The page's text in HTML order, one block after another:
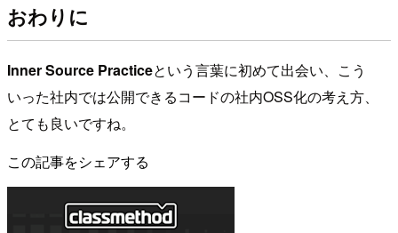
おわりに
Inner Source Practiceという言葉に初めて出会い、こう
いった社内では公開できるコードの社内OSS化の考え方、
とても良いですね。
この記事をシェアする